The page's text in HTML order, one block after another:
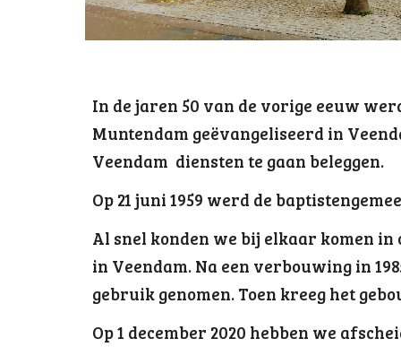
In de jaren 50 van de vorige eeuw
Muntendam geëvangeliseerd in
Veendam diensten te gaan beleggen.
Op 21 juni 1959 werd de
Al snel konden we bij elkaar komen in
in Veendam. Na een verbouwing in
gebruik genomen. Toen kreeg het
Op 1 december 2020 hebben we